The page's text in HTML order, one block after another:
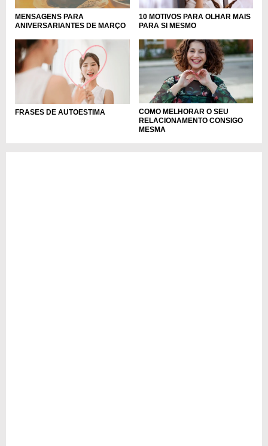
MENSAGENS PARA
ANIVERSARIANTES DE MARÇO
10 MOTIVOS PARA OLHAR MAIS
PARA SI MESMO
FRASES DE AUTOESTIMA
COMO MELHORAR O SEU
RELACIONAMENTO CONSIGO
MESMA